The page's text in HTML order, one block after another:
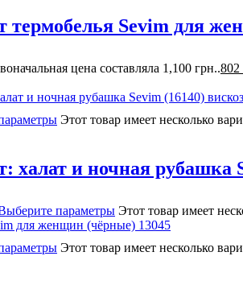
термобелья Sevim для
цена составляла 1,100 грн..802
Этот товар имеет несколько
халат и ночная рубашка
параметры Этот товар имеет
Этот товар имеет несколько